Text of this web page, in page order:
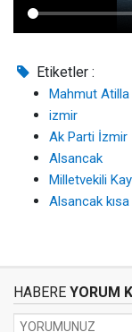
Etiketler :
Mahmut Atilla
izmir
Ak Parti İzmir
Alsancak
Milletvekili
Alsancak
HABERE YORUM